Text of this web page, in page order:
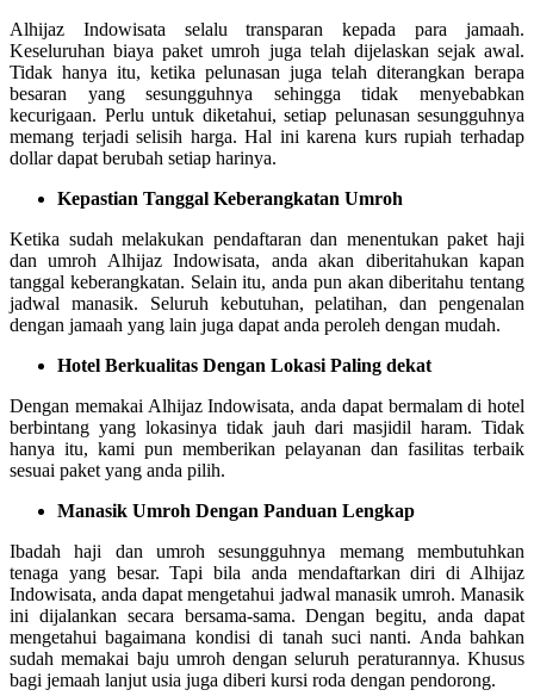
Alhijaz Indowisata selalu transparan kepada para jamaah.
Keseluruhan biaya paket umroh juga telah dijelaskan sejak awal.
Tidak hanya itu, ketika pelunasan juga telah diterangkan berapa
besaran yang sesungguhnya sehingga tidak menyebabkan
kecurigaan. Perlu untuk diketahui, setiap pelunasan sesungguhnya
memang terjadi selisih harga. Hal ini karena kurs rupiah terhadap
dollar dapat berubah setiap harinya.
Kepastian Tanggal Keberangkatan Umroh
Ketika sudah melakukan pendaftaran dan menentukan paket haji
dan umroh Alhijaz Indowisata, anda akan diberitahukan kapan
tanggal keberangkatan. Selain itu, anda pun akan diberitahu tentang
jadwal manasik. Seluruh kebutuhan, pelatihan, dan pengenalan
dengan jamaah yang lain juga dapat anda peroleh dengan mudah.
Hotel Berkualitas Dengan Lokasi Paling dekat
Dengan memakai Alhijaz Indowisata, anda dapat bermalam di hotel
berbintang yang lokasinya tidak jauh dari masjidil haram. Tidak
hanya itu, kami pun memberikan pelayanan dan fasilitas terbaik
sesuai paket yang anda pilih.
Manasik Umroh Dengan Panduan Lengkap
Ibadah haji dan umroh sesungguhnya memang membutuhkan
tenaga yang besar. Tapi bila anda mendaftarkan diri di Alhijaz
Indowisata, anda dapat mengetahui jadwal manasik umroh. Manasik
ini dijalankan secara bersama-sama. Dengan begitu, anda dapat
mengetahui bagaimana kondisi di tanah suci nanti. Anda bahkan
sudah memakai baju umroh dengan seluruh peraturannya. Khusus
bagi jemaah lanjut usia juga diberi kursi roda dengan pendorong.